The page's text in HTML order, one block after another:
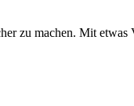
zu machen. Mit